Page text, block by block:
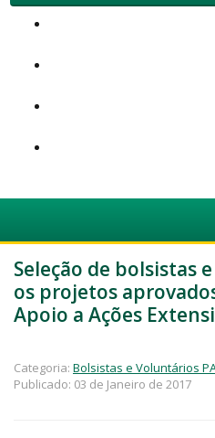
Seleção de bolsistas
os projetos
Apoio a Ações
Categoria: Bolsistas e Voluntários
Publicado: 03 de Janeiro de 2017